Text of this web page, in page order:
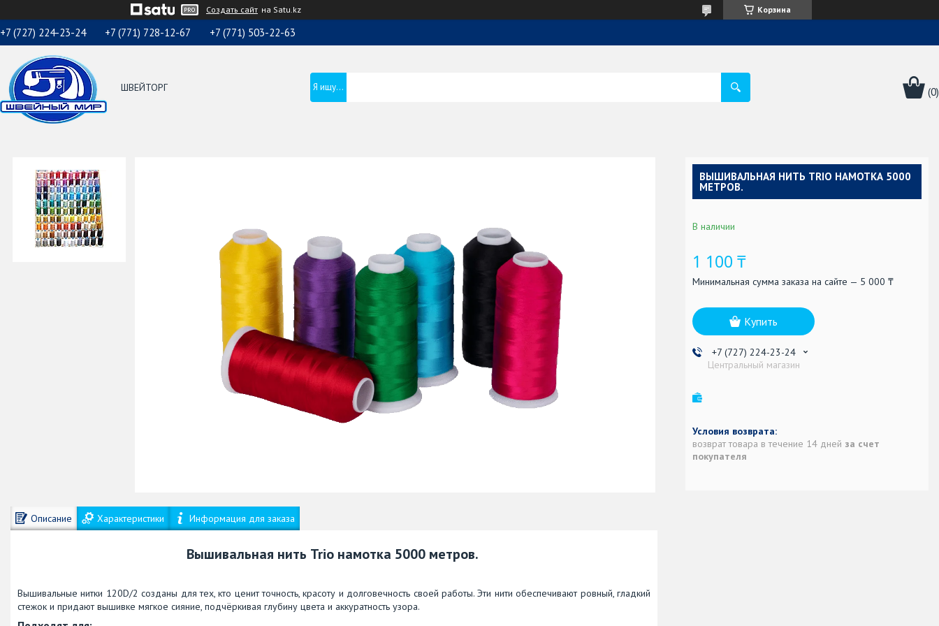
Создать сайт на Satu.kz Корзина
+7 (727) 224-23-24 +7 (771) 728-12-67 +7 (771) 503-22-63
ШВЕЙТОРГ
Описание Характеристики Информация для заказа
Вышивальная нить Trio намотка 5000 метров.
Вышивальные нитки 120D/2 созданы для тех, кто ценит точность, красоту и долговечность своей работы. Эти нити обеспечивают ровный, гладкий
стежок и придают вышивке мягкое сияние, подчёркивая глубину цвета и аккуратность узора.
ВЫШИВАЛЬНАЯ НИТЬ TRIO НАМОТКА 5000
МЕТРОВ.
В наличии
1 100 ₸
Минимальная сумма заказа на сайте — 5 000 ₸
Купить
+7 (727) 224-23-24
Центральный магазин
возврат товара в течение 14 дней за счет
покупателя